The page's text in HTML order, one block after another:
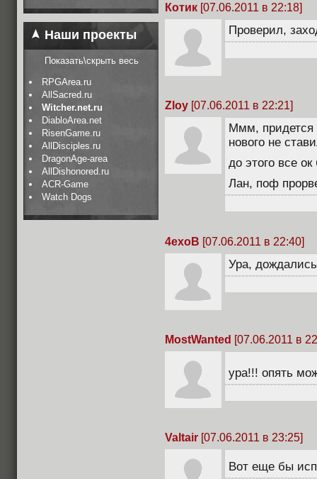
Наши проекты
Показать\скрыть весь
RPGArea.ru
AllSacred.ru
Witcher.net.ru
DiabloArea.net
RisenGame.ru
AllDisciples.ru
DragonAge-area
AllDishonored.ru
ACR-Game
Watch Dogs
Котик [07.06.2011 в 22:18]
Проверил,
Zloy [07.06.2011 в 22:21]
Ммм, придется
нового не
до этого все
Лан, поф
4exoB [07.06.2011 в 22:40]
Ура,
MostWanted [07.06.2011 в
ура!!! опять
Valtair [07.06.2011 в 23:25]
Вот еще бы